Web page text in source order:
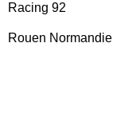
Racing 92
Rouen Normandie